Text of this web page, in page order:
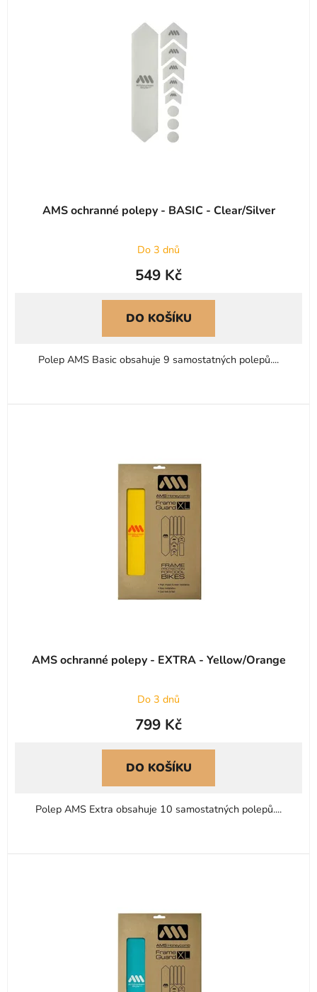
AMS ochranné polepy - BASIC - Clear/Silver
Do 3 dnů
549 Kč
DO KOŠÍKU
Polep AMS Basic obsahuje 9 samostatných polepů....
AMS ochranné polepy - EXTRA - Yellow/Orange
Do 3 dnů
799 Kč
DO KOŠÍKU
Polep AMS Extra obsahuje 10 samostatných polepů....